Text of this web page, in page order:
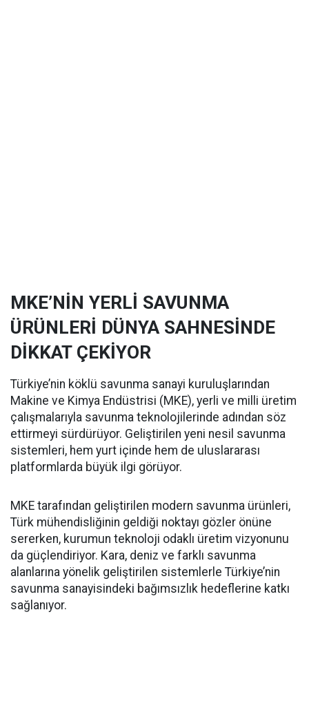
MKE’NİN YERLİ SAVUNMA
ÜRÜNLERİ DÜNYA SAHNESİNDE
DİKKAT ÇEKİYOR
Türkiye’nin köklü savunma sanayi kuruluşlarından
Makine ve Kimya Endüstrisi (MKE), yerli ve milli üretim
çalışmalarıyla savunma teknolojilerinde adından söz
ettirmeyi sürdürüyor. Geliştirilen yeni nesil savunma
sistemleri, hem yurt içinde hem de uluslararası
platformlarda büyük ilgi görüyor.
MKE tarafından geliştirilen modern savunma ürünleri,
Türk mühendisliğinin geldiği noktayı gözler önüne
sererken, kurumun teknoloji odaklı üretim vizyonunu
da güçlendiriyor. Kara, deniz ve farklı savunma
alanlarına yönelik geliştirilen sistemlerle Türkiye’nin
savunma sanayisindeki bağımsızlık hedeflerine katkı
sağlanıyor.